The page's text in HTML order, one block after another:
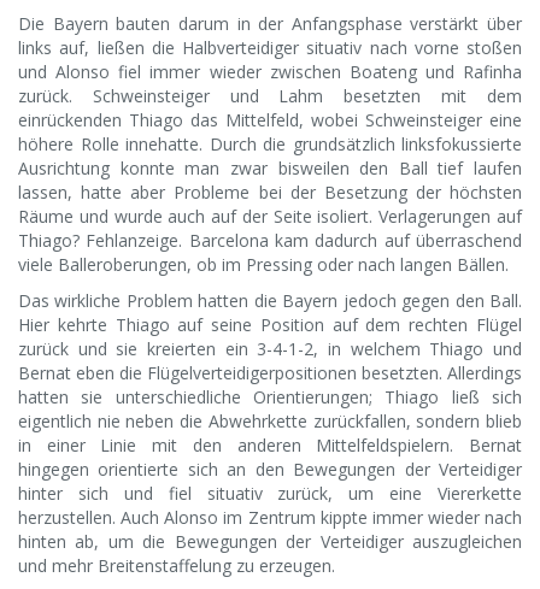
Die Bayern bauten darum in der Anfangsphase verstärkt über
links auf, ließen die Halbverteidiger situativ nach vorne stoßen
und Alonso fiel immer wieder zwischen Boateng und Rafinha
zurück. Schweinsteiger und Lahm besetzten mit dem
einrückenden Thiago das Mittelfeld, wobei Schweinsteiger eine
höhere Rolle innehatte. Durch die grundsätzlich linksfokussierte
Ausrichtung konnte man zwar bisweilen den Ball tief laufen
lassen, hatte aber Probleme bei der Besetzung der höchsten
Räume und wurde auch auf der Seite isoliert. Verlagerungen auf
Thiago? Fehlanzeige. Barcelona kam dadurch auf überraschend
viele Balleroberungen, ob im Pressing oder nach langen Bällen.
Das wirkliche Problem hatten die Bayern jedoch gegen den Ball.
Hier kehrte Thiago auf seine Position auf dem rechten Flügel
zurück und sie kreierten ein 3-4-1-2, in welchem Thiago und
Bernat eben die Flügelverteidigerpositionen besetzten. Allerdings
hatten sie unterschiedliche Orientierungen; Thiago ließ sich
eigentlich nie neben die Abwehrkette zurückfallen, sondern blieb
in einer Linie mit den anderen Mittelfeldspielern. Bernat
hingegen orientierte sich an den Bewegungen der Verteidiger
hinter sich und fiel situativ zurück, um eine Viererkette
herzustellen. Auch Alonso im Zentrum kippte immer wieder nach
hinten ab, um die Bewegungen der Verteidiger auszugleichen
und mehr Breitenstaffelung zu erzeugen.